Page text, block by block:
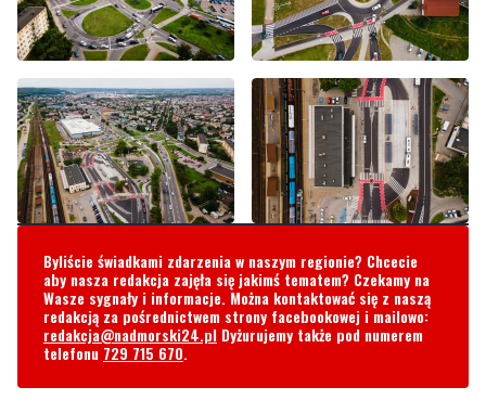
Byliście świadkami zdarzenia w naszym regionie? Chcecie
aby nasza redakcja zajęła się jakimś tematem? Czekamy na
Wasze sygnały i informacje. Można kontaktować się z naszą
redakcją za pośrednictwem strony facebookowej i mailowo:
redakcja@nadmorski24.pl Dyżurujemy także pod numerem
telefonu 729 715 670.